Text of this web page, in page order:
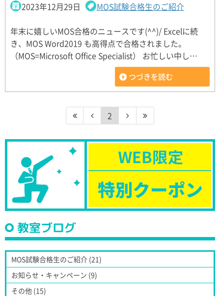
2023年12月29日 MOS試験合格生のご紹介
年末に嬉しいMOS合格のニュースです(^^)/ Excelに続
き、MOS Word2019 も高得点で合格されました。
（MOS=Microsoft Office Specialist） お忙しい中し…
つづきを読む
2
教室ブログ
MOS試験合格生のご紹介 (21)
お知らせ・キャンペーン (9)
その他 (15)